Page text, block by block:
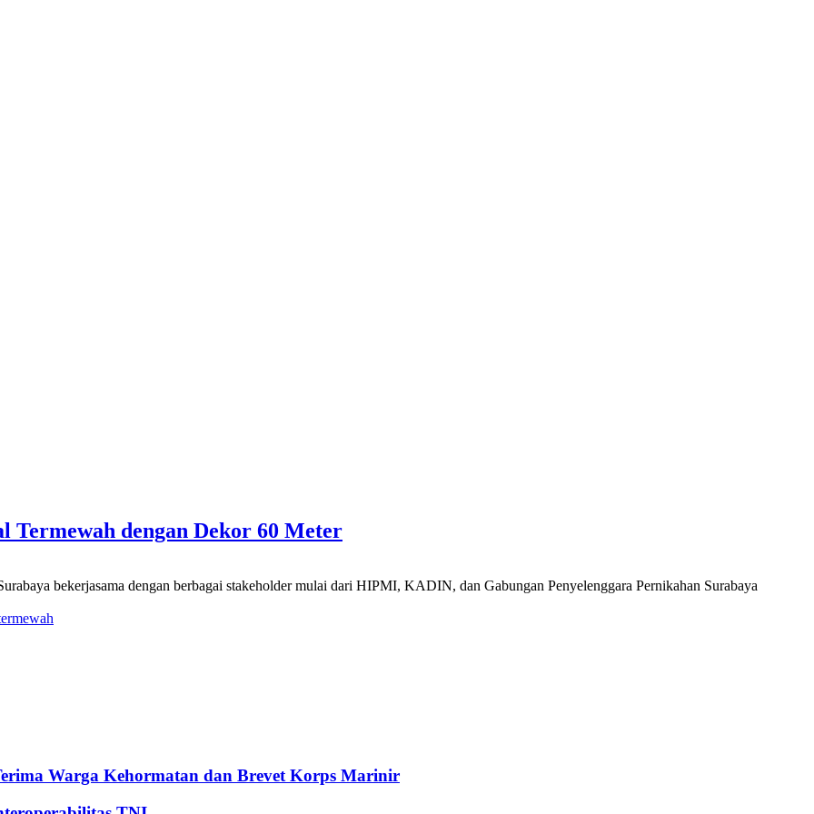
Termewah dengan Dekor 60 Meter
bekerjasama dengan berbagai stakeholder mulai dari HIPMI, KADIN, dan Gabungan Penyelenggara Pernikahan Surabaya
Warga Kehormatan dan Brevet Korps Marinir